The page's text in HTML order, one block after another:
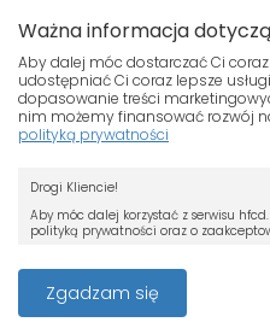
© HFCD - HF Centrum
Ważna informacja
Aby dalej móc dostarczać Ci
udostępniać Ci coraz lepsze
dopasowanie treści
nim możemy finansować rozwój
polityką prywatności
Drogi Kliencie!
Aby móc dalej korzystać z serwisu
polityką prywatności oraz o
Z dniem 25 maja 2018 r. rozpoczyna
Parlamentu Europejskiego i Rady (UE)
sprawie ochrony osób fizycznych w
Zgadzam się